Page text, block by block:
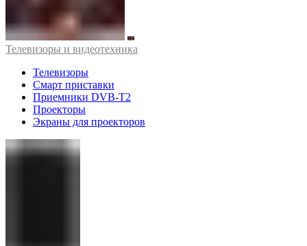
Телевизоры и видеотехника
Телевизоры
Смарт приставки
Приемники DVB-T2
Проекторы
Экраны для проекторов